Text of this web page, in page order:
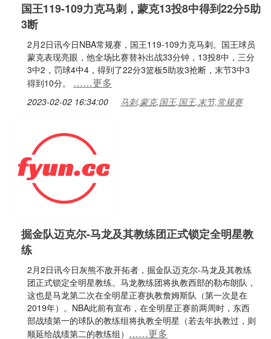
国王119-109力克马刺，蒙克13投8中得到22分5助
3断
2月2日讯今日NBA常规赛，国王119-109力克马刺。国王球员
蒙克表现亮眼，他全场比赛替补出战33分钟，13投8中，三分
3中2，罚球4中4，得到了22分3篮板5助攻3抢断，末节3中3
得到10分。 ……更多
2023-02-02 16:34:00 马刺,蒙克,国王,国王,末节,常规赛
掘金队迈克尔-马龙及其教练团正式锁定全明星教
练
2月2日讯今日灰熊不敌开拓者，掘金队迈克尔-马龙及其教练
团正式锁定全明星教练。马龙教练团将执教西部的勒布朗队，
这也是马龙第二次在全明星正赛执教詹姆斯队（第一次是在
2019年）。NBA此前有宣布，在全明星正赛前两周时，东西
部战绩第一的球队的教练组将执教全明星（若去年执教过，则
顺延给战绩第二的教练组） ……更多